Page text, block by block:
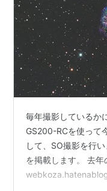
毎年撮影しているか
GS200-RCを使って
して、SO撮影を行
を掲載します。 去年